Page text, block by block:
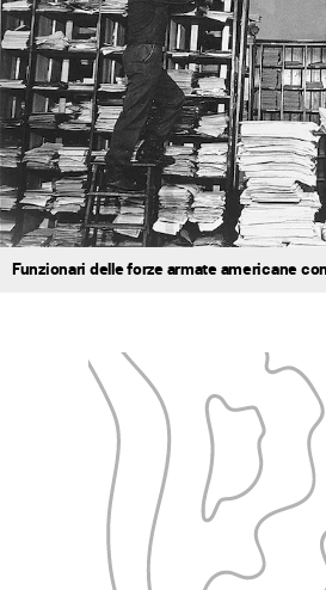
Funzionari delle forze armate americane